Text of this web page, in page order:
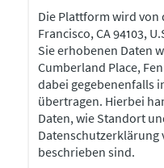
Die Plattform wird von
Francisco, CA 94103,
Sie erhobenen Daten
Cumberland Place,
dabei gegebenenfalls
übertragen. Hierbei
Daten, wie Standort
Datenschutzerklärung
beschrieben sind.